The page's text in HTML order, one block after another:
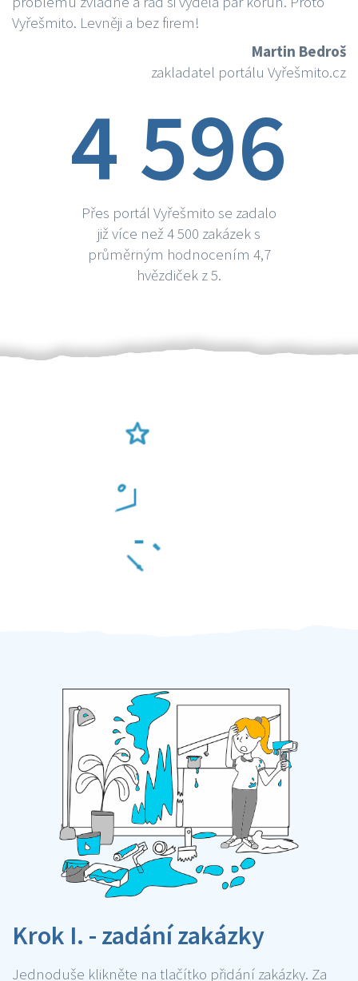
Vyřešmito. Levněji a bez firem!
Martin Bedroš
zakladatel portálu Vyřešmito.cz
4 596
Přes portál Vyřešmito se zadalo
již více než 4 500 zakázek s
průměrným hodnocením 4,7
hvězdiček z 5.
Krok I. - zadání zakázky
Jednoduše klikněte na tlačítko přidání zakázky. Za